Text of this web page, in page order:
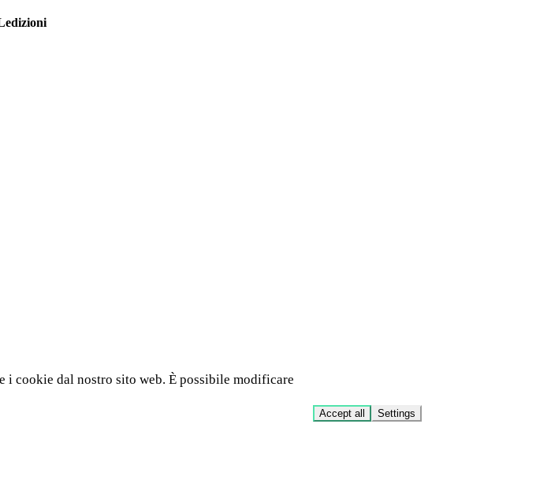
cookie dal nostro sito web. È possibile modificare
Accept all Settings